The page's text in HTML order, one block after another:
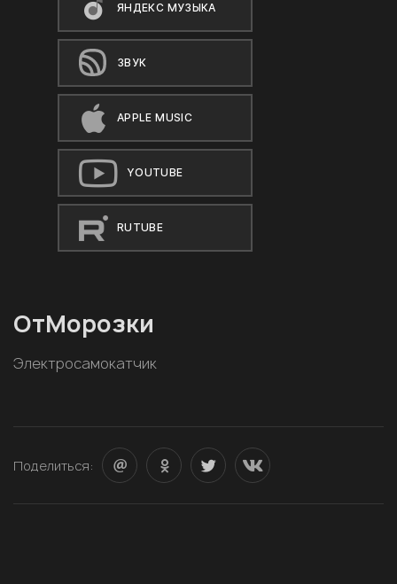
ЯНДЕКС МУЗЫКА
ЗВУК
APPLE MUSIC
YOUTUBE
RUTUBE
ОтМорозки
Электросамокатчик
Поделиться: